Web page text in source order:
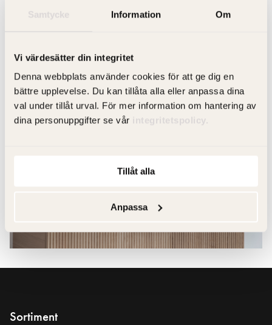
Samtycke Information Om
Vi värdesätter din integritet
Denna webbplats använder cookies för att ge dig en
bättre upplevelse. Du kan tillåta alla eller anpassa dina
val under tillåt urval. För mer information om hantering av
dina personuppgifter se vår integritetspolicy.
Tillåt alla
Anpassa
Sortiment